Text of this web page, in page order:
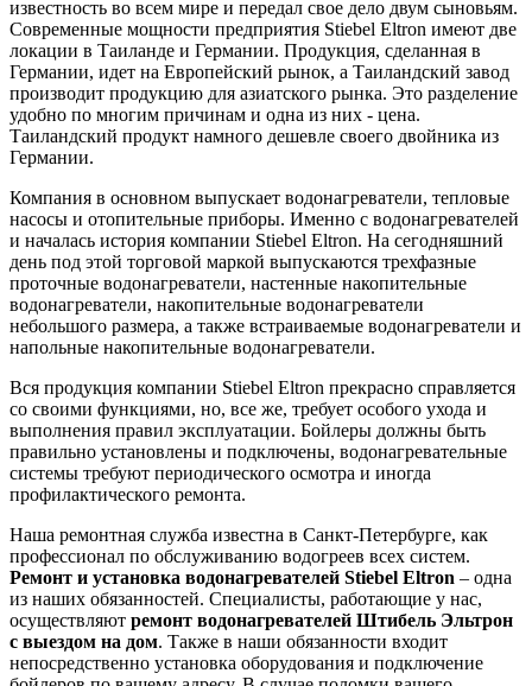
известность во всем мире и передал свое дело двум сыновьям.
Современные мощности предприятия Stiebel Eltron имеют две
локации в Таиланде и Германии. Продукция, сделанная в
Германии, идет на Европейский рынок, а Таиландский завод
производит продукцию для азиатского рынка. Это разделение
удобно по многим причинам и одна из них - цена.
Таиландский продукт намного дешевле своего двойника из
Германии.
Компания в основном выпускает водонагреватели, тепловые
насосы и отопительные приборы. Именно с водонагревателей
и началась история компании Stiebel Eltron. На сегодняшний
день под этой торговой маркой выпускаются трехфазные
проточные водонагреватели, настенные накопительные
водонагреватели, накопительные водонагреватели
небольшого размера, а также встраиваемые водонагреватели и
напольные накопительные водонагреватели.
Вся продукция компании Stiebel Eltron прекрасно справляется
со своими функциями, но, все же, требует особого ухода и
выполнения правил эксплуатации. Бойлеры должны быть
правильно установлены и подключены, водонагревательные
системы требуют периодического осмотра и иногда
профилактического ремонта.
Наша ремонтная служба известна в Санкт-Петербурге, как
профессионал по обслуживанию водогреев всех систем.
Ремонт и установка водонагревателей Stiebel Eltron – одна
из наших обязанностей. Специалисты, работающие у нас,
осуществляют ремонт водонагревателей Штибель Эльтрон
с выездом на дом. Также в наши обязанности входит
непосредственно установка оборудования и подключение